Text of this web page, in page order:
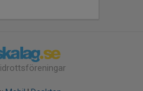
idrottsföreningar